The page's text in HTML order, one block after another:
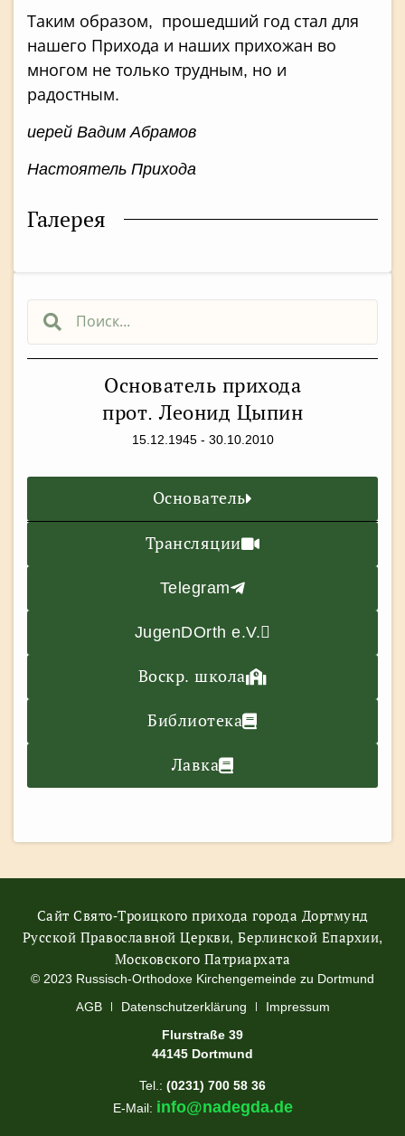
Основатель прихода
прот. Леонид Цыпин
15.12.1945 - 30.10.2010
Основатель
Трансляции
Telegram
JugenDOrth e.V.
Воскр. школа
Библиотека
Лавка
Таким образом, прошедший год стал для
нашего Прихода и наших прихожан во
многом не только трудным, но и
радостным.
иерей Вадим Абрамов
Настоятель Прихода
Галерея
Сайт Свято-Троицкого прихода города Дортмунд
Русской Православной Церкви, Берлинской Епархии,
Московского Патриархата
© 2023 Russisch-Orthodoxe Kirchengemeinde zu Dortmund
АGB
Datenschutzerklärung
Impressum
Flurstraße 39
44145 Dortmund
Tel.: (0231) 700 58 36
E-Mail: info@nadegda.de